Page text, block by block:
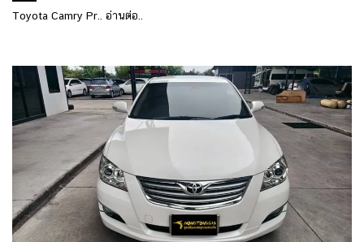
Toyota Camry Pr.. อ่านต่อ..